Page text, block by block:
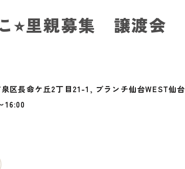
⭐︎里親募集 譲渡会
区長命ケ丘2丁目21-1, ブランチ仙台WEST仙台
16:00